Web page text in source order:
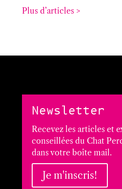
Plus d’articles >
Newsletter
Recevez les articles et
conseillées du Chat
dans votre boîte mail.
Je m'inscris!